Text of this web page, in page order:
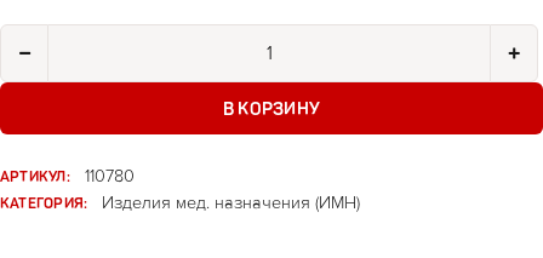
− +
В КОРЗИНУ
АРТИКУЛ:
110780
КАТЕГОРИЯ:
Изделия мед. назначения (ИМН)